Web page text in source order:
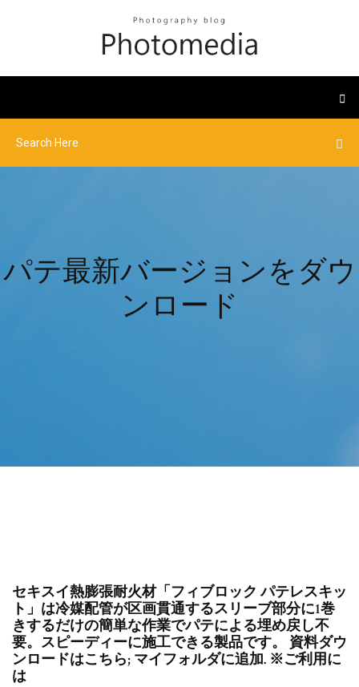
パテ最新バージョンをダウ
ンロード
セキスイ熱膨張耐火材「フィブロック パテレスキッ
ト」は冷媒配管が区画貫通するスリーブ部分に1巻
きするだけの簡単な作業でパテによる埋め戻し不
要。スピーディーに施工できる製品です。 資料ダウ
ンロードはこちら; マイフォルダに追加. ※ご利用に
は